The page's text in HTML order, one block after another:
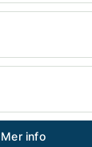
Mer info